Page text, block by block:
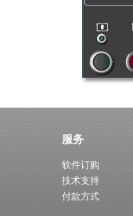
服务
软件订购
技术支持
付款方式